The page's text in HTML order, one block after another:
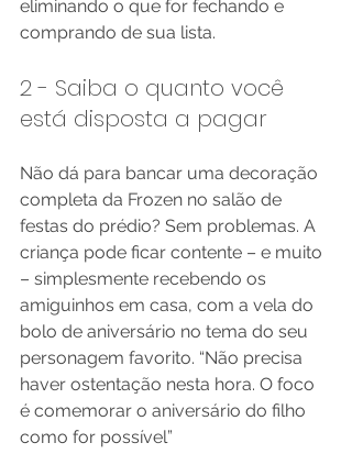
eliminando o que for fechando e
comprando de sua lista.
2 - Saiba o quanto você
está disposta a pagar
Não dá para bancar uma decoração
completa da Frozen no salão de
festas do prédio? Sem problemas. A
criança pode ficar contente – e muito
– simplesmente recebendo os
amiguinhos em casa, com a vela do
bolo de aniversário no tema do seu
personagem favorito. “Não precisa
haver ostentação nesta hora. O foco
é comemorar o aniversário do filho
como for possível”